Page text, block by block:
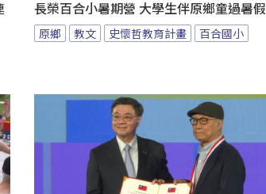
長榮百合小暑期營 大學生伴原鄉童過暑假
原鄉 教文 史懷哲教育計畫 百合國小